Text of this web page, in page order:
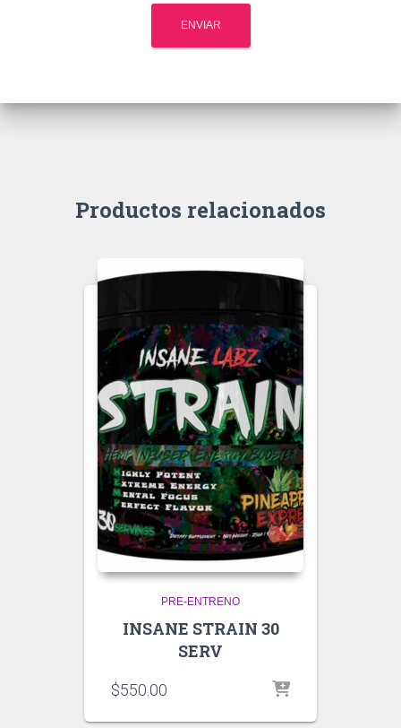
Productos relacionados
PRE-ENTRENO
INSANE STRAIN 30
SERV
$550.00